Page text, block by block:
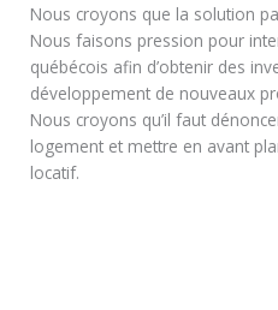
Nous croyons que la solution
Nous faisons pression pour
québécois afin d’obtenir des
développement de nouveaux
Nous croyons qu’il faut
logement et mettre en avant
locatif.